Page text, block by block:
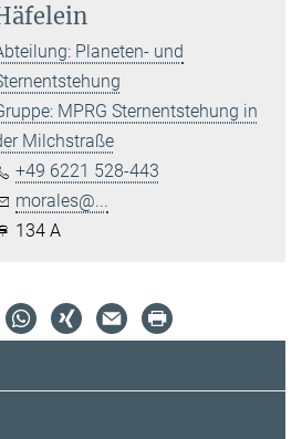
Planeten- und
MPRG Sternentstehung in
Milchstraße
+49 6221 528-443
morales@...
134 A